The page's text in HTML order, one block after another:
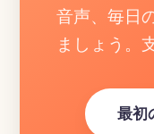
音声、毎日
ましょう。
最初